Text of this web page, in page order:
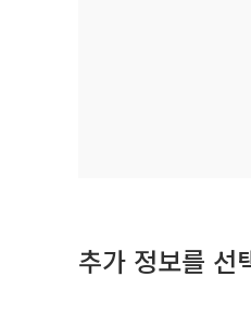
추가 정보를 선